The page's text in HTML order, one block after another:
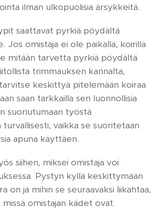
ilman ulkopuolisia ärsykkeitä.
saattavat pyrkiä pöydältä
Jos omistaja ei ole paikalla, koirilla
mitään tarvetta pyrkiä pöydältä
trimmauksen kannalta,
keskittyä pitelemään koiraa
saan tarkkailla sen luonnollisia
suoriutumaan työstä
turvallisesti, vaikka se suoritetaan
apuna käyttäen.
siihen, miksei omistaja voi
Pystyn kyllä keskittymään
on ja mihin se seuraavaksi liikahtaa,
omistajan kädet ovat.